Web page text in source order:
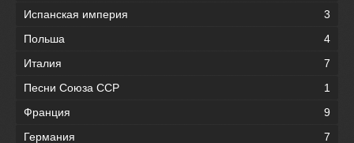
Испанская империя
3
Польша
4
Италия
7
Песни Союза ССР
1
Франция
9
Германия
7